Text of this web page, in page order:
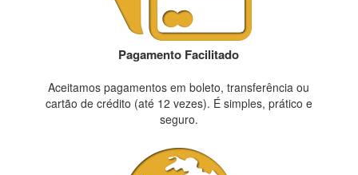
Pagamento Facilitado
Aceitamos pagamentos em boleto, transferência ou
cartão de crédito (até 12 vezes). É simples, prático e
seguro.